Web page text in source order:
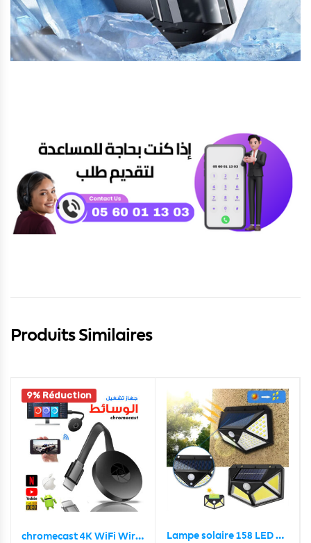
Produits Similaires
9% Réduction
chromecast 4K WiFi Wireless Display Dongle TV Stick TV Stick Media Video Streamer HD Lampe solaire 158 LED détecteur de mouvement imperméable 3 modes